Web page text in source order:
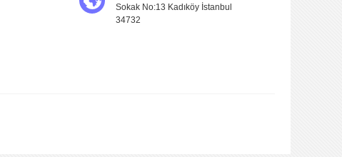
Sokak No:13 Kadıköy İstanbul
34732